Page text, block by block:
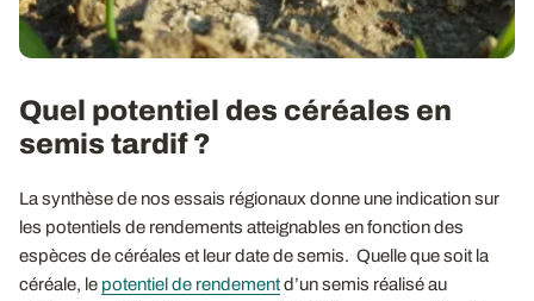
Quel potentiel des céréales en
semis tardif ?
La synthèse de nos essais régionaux donne une indication sur
les potentiels de rendements atteignables en fonction des
espèces de céréales et leur date de semis. Quelle que soit la
céréale, le potentiel de rendementd’un semis réalisé au